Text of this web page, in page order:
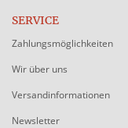
SERVICE
Zahlungsmöglichkeiten
Wir über uns
Versandinformationen
Newsletter